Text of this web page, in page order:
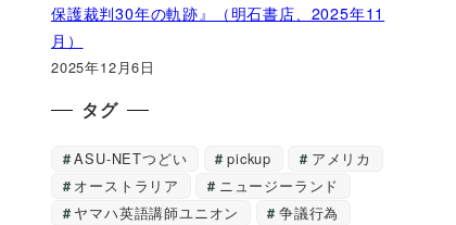
保護裁判30年の軌跡』（明石書店、2025年11
月）
2025年12月6日
タグ
ASU-NETつどい pickup
アメリカ
オーストラリア
ニュージーランド
ヤマハ英語講師ユニオン
争議行為